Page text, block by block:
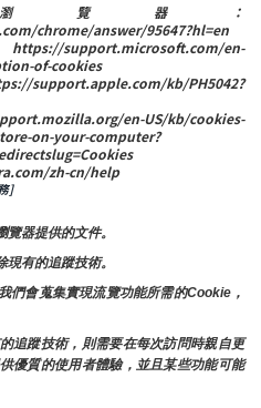
覽器：
chrome/answer/95647?hl=en
en-
of-cookies
support.apple.com/kb/PH5042?
en-US/kb/cookies-
on-your-computer?
zh-cn/help
]
器提供的文件。
有的追蹤技術。
們會蒐集實現流覽功能所需的Cookie，
追蹤技術，則需要在每次訪問時親自更
優質的使用者體驗，並且某些功能可能